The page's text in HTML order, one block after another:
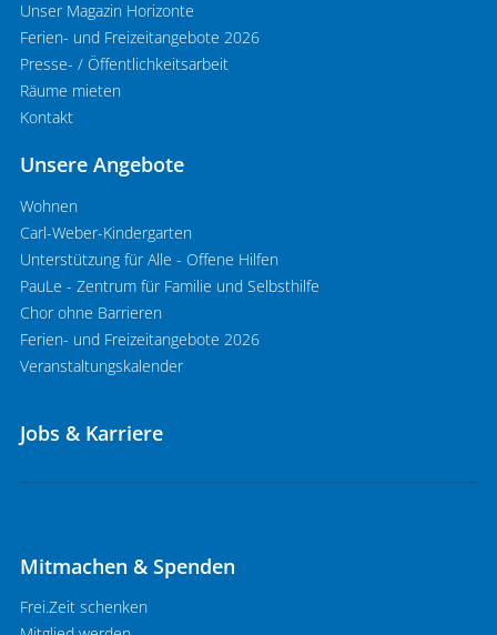
Unser Magazin Horizonte
Ferien- und Freizeitangebote 2026
Presse- / Öffentlichkeitsarbeit
Räume mieten
Kontakt
Unsere Angebote
Wohnen
Carl-Weber-Kindergarten
Unterstützung für Alle - Offene Hilfen
PauLe - Zentrum für Familie und Selbsthilfe
Chor ohne Barrieren
Ferien- und Freizeitangebote 2026
Veranstaltungskalender
Jobs & Karriere
Mitmachen & Spenden
Frei.Zeit schenken